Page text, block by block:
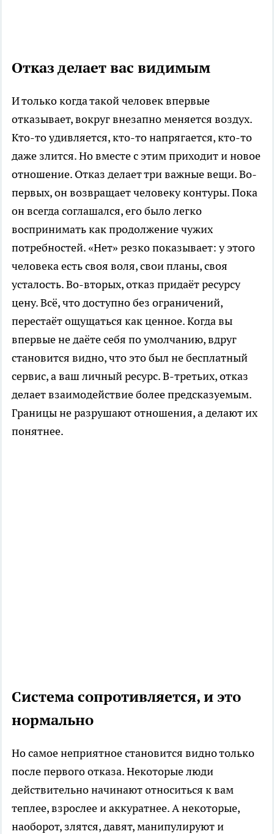
Отказ делает вас видимым
И только когда такой человек впервые
отказывает, вокруг внезапно меняется воздух.
Кто-то удивляется, кто-то напрягается, кто-то
даже злится. Но вместе с этим приходит и новое
отношение. Отказ делает три важные вещи. Во-
первых, он возвращает человеку контуры. Пока
он всегда соглашался, его было легко
воспринимать как продолжение чужих
потребностей. «Нет» резко показывает: у этого
человека есть своя воля, свои планы, своя
усталость. Во-вторых, отказ придаёт ресурсу
цену. Всё, что доступно без ограничений,
перестаёт ощущаться как ценное. Когда вы
впервые не даёте себя по умолчанию, вдруг
становится видно, что это был не бесплатный
сервис, а ваш личный ресурс. В-третьих, отказ
делает взаимодействие более предсказуемым.
Границы не разрушают отношения, а делают их
понятнее.
Система сопротивляется, и это
нормально
Но самое неприятное становится видно только
после первого отказа. Некоторые люди
действительно начинают относиться к вам
теплее, взрослее и аккуратнее. А некоторые,
наоборот, злятся, давят, манипулируют и